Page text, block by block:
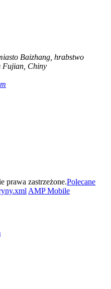
Baizhang, hrabstwo
Fujian, Chiny
prawa zastrzeżone.Polecane
AMP Mobile